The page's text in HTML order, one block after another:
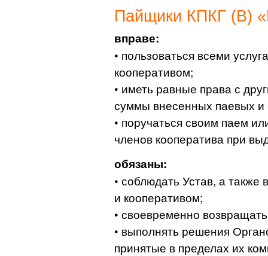
Пайщики КПКГ (В)
вправе:
• пользоваться всеми
кооперативом;
• иметь равные права с
суммы внесенных паевых и
• поручаться своим паем
членов кооператива при
обязаны:
• соблюдать Устав, а
и кооперативом;
• своевременно
• выполнять решения
принятые в пределах их